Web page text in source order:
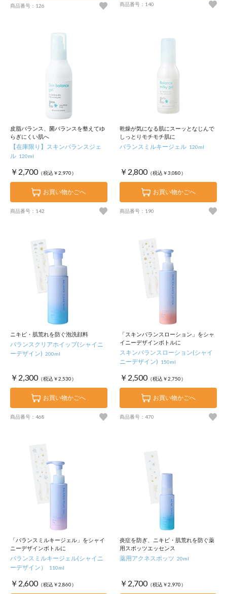
商品番号：126 商品番号：140
皮脂バランス、菌バランスを整えてゆ
らぎにくい肌へ
【在庫限り】スキンバランスジェ
ル 120ml
￥2,700（税込￥2,970）
お買い物かごへ
商品番号：142
乾燥が気になる肌にスーッとなじんで
しっとりモチモチ肌に
バランスミルキージェル 120ml
￥2,800（税込￥3,080）
お買い物かごへ
商品番号：190
ニキビ・肌荒れを防ぐ泡洗顔料
バランスクリアホイップ(シャイニ
ーデザイン) 200ml
￥2,300（税込￥2,530）
お買い物かごへ
商品番号：468
「スキンバランスローション」をシャ
イニーデザインボトルに
スキンバランスローション(シャイ
ニーデザイン) 150ml
￥2,500（税込￥2,750）
お買い物かごへ
商品番号：470
「バランスミルキージェル」をシャイ
ニーデザインボトルに
バランスミルキージェル(シャイニ
ーデザイン）
110ml
￥2,600（税込￥2,860）
炎症を防ぎ、ニキビ・肌荒れを防ぐ薬
用スポッツエッセンス
薬用アクネスポッツ 20ml
￥2,700（税込￥2,970）